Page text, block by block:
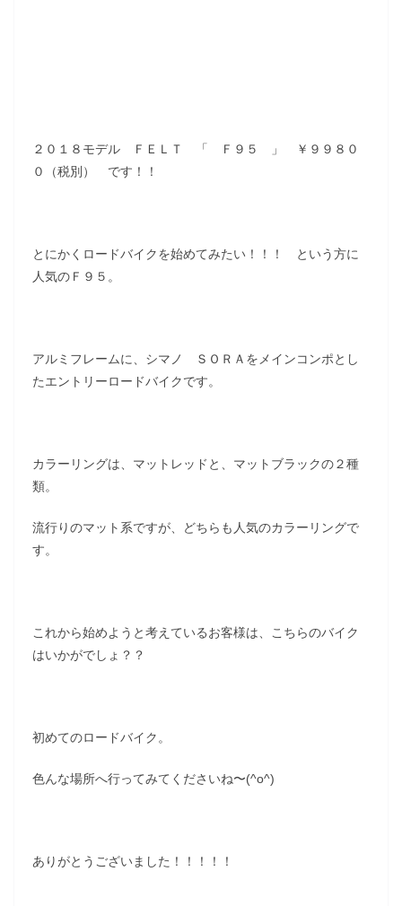
２０１８モデル ＦＥＬＴ 「 Ｆ９５ 」 ￥９９８０
０（税別） です！！
とにかくロードバイクを始めてみたい！！！ という方に
人気のＦ９５。
アルミフレームに、シマノ ＳＯＲＡをメインコンポとし
たエントリーロードバイクです。
カラーリングは、マットレッドと、マットブラックの２種
類。
流行りのマット系ですが、どちらも人気のカラーリングで
す。
これから始めようと考えているお客様は、こちらのバイク
はいかがでしょ？？
初めてのロードバイク。
色んな場所へ行ってみてくださいね〜(^o^)
ありがとうございました！！！！！